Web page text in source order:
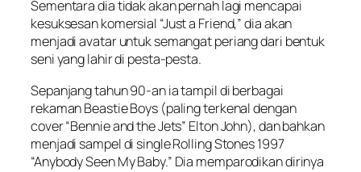
Sementara dia tidak akan pernah lagi mencapai
kesuksesan komersial “Just a Friend,” dia akan
menjadi avatar untuk semangat periang dari bentuk
seni yang lahir di pesta-pesta.
Sepanjang tahun 90-an ia tampil di berbagai
rekaman Beastie Boys (paling terkenal dengan
cover “Bennie and the Jets” Elton John), dan bahkan
menjadi sampel di single Rolling Stones 1997
“Anybody Seen My Baby.” Dia memparodikan dirinya